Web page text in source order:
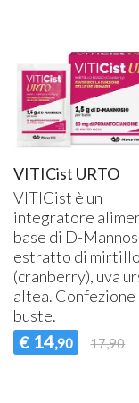
VITICist URTO
VITICist è un
integratore
base di D-
estratto di
(cranberry), uva
altea. Confezione
buste.
€ 14,90 17,90